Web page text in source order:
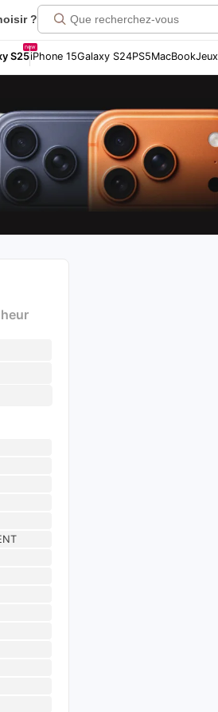
?
S25
new
iPhone 15Galaxy S24PS5MacBook